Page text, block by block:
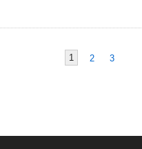
1 2 3